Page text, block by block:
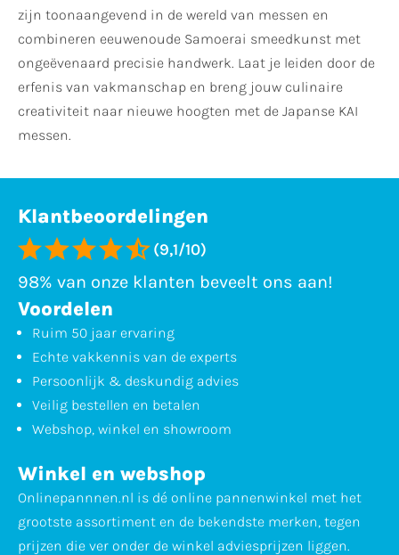
zijn toonaangevend in de wereld van messen en
combineren eeuwenoude Samoerai smeedkunst met
ongeëvenaard precisie handwerk. Laat je leiden door de
erfenis van vakmanschap en breng jouw culinaire
creativiteit naar nieuwe hoogten met de Japanse KAI
messen.
Klantbeoordelingen
(9,1/10)
98% van onze klanten beveelt ons aan!
Voordelen
Ruim 50 jaar ervaring
Echte vakkennis van de experts
Persoonlijk & deskundig advies
Veilig bestellen en betalen
Webshop, winkel en showroom
Winkel en webshop
Onlinepannnen.nl is dé online pannenwinkel met het
grootste assortiment en de bekendste merken, tegen
prijzen die ver onder de winkel adviesprijzen liggen.